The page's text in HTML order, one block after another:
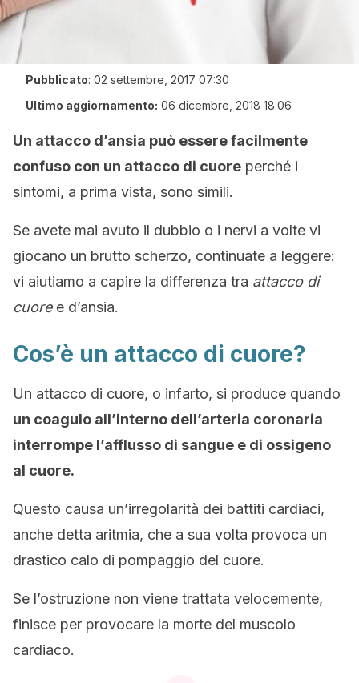
Pubblicato: 02 settembre, 2017 07:30
Ultimo aggiornamento: 06 dicembre, 2018 18:06
Un attacco d’ansia può essere facilmente
confuso con un attacco di cuore perché i
sintomi, a prima vista, sono simili.
Se avete mai avuto il dubbio o i nervi a volte vi
giocano un brutto scherzo, continuate a leggere:
vi aiutiamo a capire la differenza tra attacco di
cuoree d’ansia.
Cos’è un attacco di cuore?
Un attacco di cuore, o infarto, si produce quando
un coagulo all’interno dell’arteria coronaria
interrompe l’afflusso di sangue e di ossigeno
al cuore.
Questo causa un’irregolarità dei battiti cardiaci,
anche detta aritmia, che a sua volta provoca un
drastico calo di pompaggio del cuore.
Se l’ostruzione non viene trattata velocemente,
finisce per provocare la morte del muscolo
cardiaco.